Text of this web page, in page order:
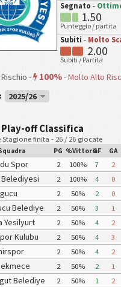
Segnato -
1.50
Punteggio / partita
Subiti - Molto
2.00
Subiti / Partita
- 100%-Molto Alto
2025/26
off Classifica
finita - 26 / 26 giocate
PG %VittoriaGF GA
Spor
2 100% 7 2
2 100% 4 0
Spor Kulubu
2 50% 2 0
Belediye
2 50% 3 1
Yesilyurt
Spor Kulubu
2 50% 4 2
Kulubu
2 50% 4 3
2 50% 4 2
Kulubu
2 50% 2 1
Belediye
2 50% 1 2